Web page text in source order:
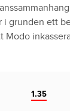
i grunden ett
Modo
1.35